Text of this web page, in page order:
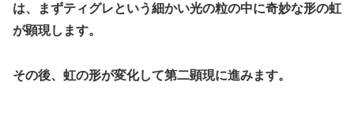
は、まずティグレという細かい光の粒の中に奇妙な形の虹
が顕現します。
その後、虹の形が変化して第二顕現に進みます。